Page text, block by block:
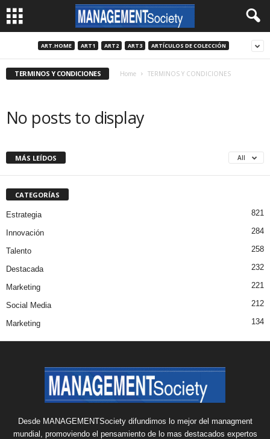
ART.HOME ART1 ART2 ART3 ARTÍCULOS DE COLECCIÓN
TERMINOS Y CONDICIONES Home TERMINOS Y CONDICIONES
No posts to display
MÁS LEÍDOS All
CATEGORÍAS
Estrategia 821
Innovación 284
Talento 258
Destacada 232
Marketing 221
Social Media 212
Marketing 134
Desde MANAGEMENTSociety difundimos lo mejor del managment
mundial, promoviendo el pensamiento de lo mas destacados expertos